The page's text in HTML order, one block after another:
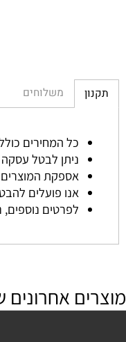
כל המחירים כוללים
ניתן לבטל עסקה תוך 14 ימים ממועד קבלתה, בתנאי שהמוצר לא נעשה בו שימוש והוחזר באריזתו המקורית.
אספקת המוצרים
אנו פועלים להבטיח
לפרטים נוספים, נא